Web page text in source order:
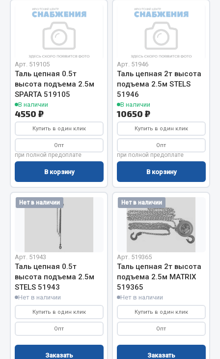
Автомобильный инструмент
Измерительный инструмент
Крепежный инструмент
Режущий инструмент
Силовое оборудование
Слесарный инструмент
Столярный инструмент
Показать ещё
Весь раздел
Цепи подъёмные
Весь раздел
Кольца уплотнительные
Лента конвейерная
Манжеты
Паронит
Патрубки
Арт. 519105
Таль цепная 0.5т
высота подъема 2.5м
SPARTA 519105
В наличии
4550 ₽
Купить в один клик
Опт
при полной предоплате
В корзину
Арт. 51946
Таль цепная 2т высота
подъема 2.5м STELS
51946
В наличии
10650 ₽
Купить в один клик
Опт
при полной предоплате
В корзину
Нет в наличии
Арт. 51943
Таль цепная 0.5т
высота подъема 2.5м
STELS 51943
Нет в наличии
Купить в один клик
Опт
Заказать
Нет в наличии
Арт. 519365
Таль цепная 2т высота
подъема 2.5м MATRIX
519365
Нет в наличии
Купить в один клик
Опт
Заказать